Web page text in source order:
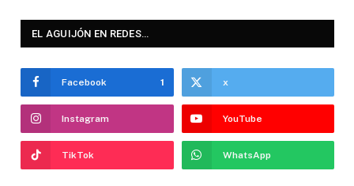
EL AGUIJÓN EN REDES…
Facebook 1 x
Instagram YouTube
TikTok WhatsApp